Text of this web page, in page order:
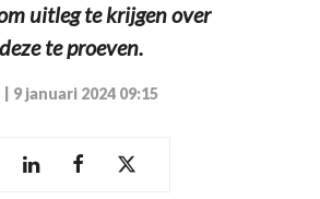
uitleg te krijgen over
te proeven.
9 januari 2024 09:15